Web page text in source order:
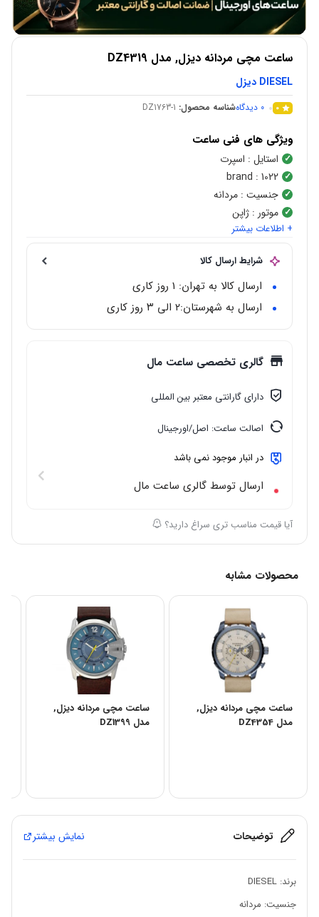
ساعت مچی مردانه دیزل, مدل DZ4319
DIESEL دیزل
0
0 دیدگاهشناسه محصول: DZ1763-1
ویژگی های فنی ساعت
استایل : اسپرت
brand : 1022
جنسیت : مردانه
موتور : ژاپن
شکل قاب:گرد
رنگ صفحه: آبی
جنس قاب :استیل ضد زنگ
محدوده عرض قاب
: 40 میلی متر
+ اطلاعات بیشتر
شرایط ارسال کالا
ارسال کالا به تهران: 1 روز کاری
ارسال به شهرستان:‌۲ الی ۳ روز کاری
گالری تخصصی ساعت مال
دارای گارانتی معتبر بین المللی
اصالت ساعت: اصل/اورجینال
در انبار موجود نمی باشد
ارسال توسط گالری ساعت مال
آیا قیمت مناسب تری سراغ دارید؟
محصولات مشابه
ساعت مچی مردانه دیزل,
مدل DZ4354
ساعت مچی مردانه دیزل,
مدل DZ1399
توضیحات نمایش بیشتر
برند: DIESEL
جنسیت: مردانه